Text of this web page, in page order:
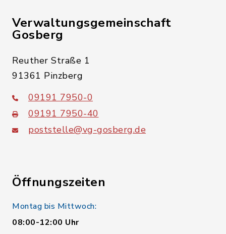
Verwaltungsgemeinschaft
Gosberg
Reuther Straße 1
91361 Pinzberg
09191 7950-0
09191 7950-40
poststelle@vg-gosberg.de
Öffnungszeiten
Montag bis Mittwoch:
08:00-12:00 Uhr